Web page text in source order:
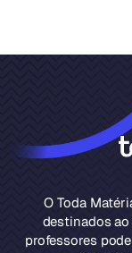
O Toda
destinados
professores